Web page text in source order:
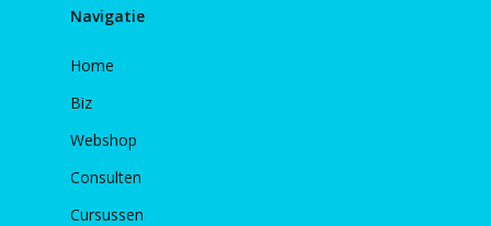
Navigatie
Home
Biz
Webshop
Consulten
Cursussen